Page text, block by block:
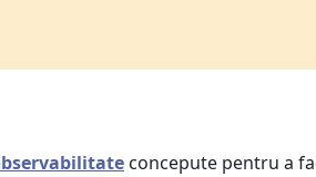
concepute pentru a